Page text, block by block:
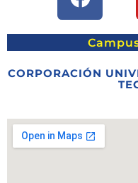
CORPORACIÓN